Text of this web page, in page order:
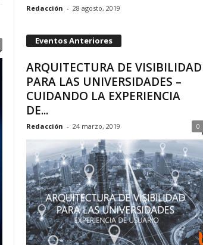
Redacción - 28 agosto, 2019
Eventos Anteriores
ARQUITECTURA DE VISIBILIDAD
PARA LAS UNIVERSIDADES –
CUIDANDO LA EXPERIENCIA
DE...
Redacción - 24 marzo, 2019 0